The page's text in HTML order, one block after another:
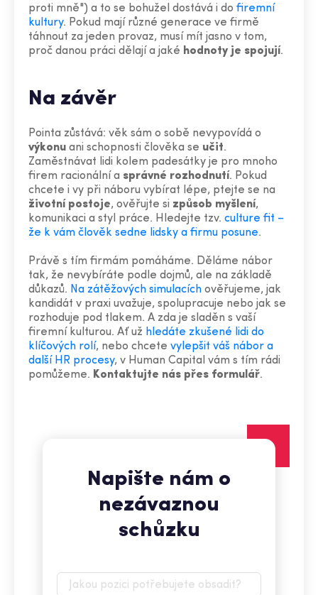
proti mně") a to se bohužel dostává i do firemní
kultury. Pokud mají různé generace ve firmě
táhnout za jeden provaz, musí mít jasno v tom,
proč danou práci dělají a jaké hodnoty je spojují.
Na závěr
Pointa zůstává: věk sám o sobě nevypovídá o
výkonu ani schopnosti člověka se učit.
Zaměstnávat lidi kolem padesátky je pro mnoho
firem racionální a správné rozhodnutí. Pokud
chcete i vy při náboru vybírat lépe, ptejte se na
životní postoje, ověřujte si způsob myšlení,
komunikaci a styl práce. Hledejte tzv. culture fit –
že k vám člověk sedne lidsky a firmu posune.
Právě s tím firmám pomáháme. Děláme nábor
tak, že nevybíráte podle dojmů, ale na základě
důkazů. Na zátěžových simulacích ověřujeme, jak
kandidát v praxi uvažuje, spolupracuje nebo jak se
rozhoduje pod tlakem. A zda je sladěn s vaší
firemní kulturou. Ať už hledáte zkušené lidi do
klíčových rolí, nebo chcete vylepšit váš nábor a
další HR procesy, v Human Capital vám s tím rádi
pomůžeme. Kontaktujte nás přes formulář.
Napište nám o
nezávaznou
schůzku